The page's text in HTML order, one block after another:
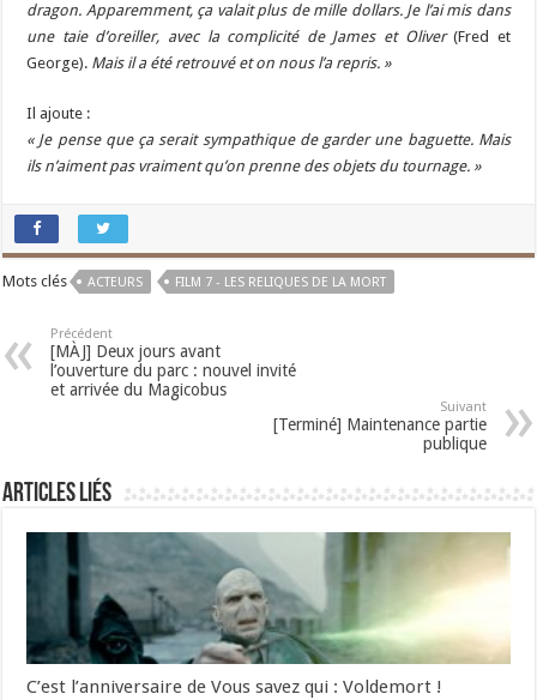
dragon. Apparemment, ça valait plus de mille dollars. Je l’ai mis dans
une taie d’oreiller, avec la complicité de James et Oliver(Fred et
George). Mais il a été retrouvé et on nous l’a repris. »
Il ajoute :
« Je pense que ça serait sympathique de garder une baguette. Mais
ils n’aiment pas vraiment qu’on prenne des objets du tournage. »
Mots clés ACTEURS FILM 7 - LES RELIQUES DE LA MORT
Précédent
[MÀJ] Deux jours avant
l’ouverture du parc : nouvel invité
et arrivée du Magicobus
Suivant
[Terminé] Maintenance partie
publique
Articles liés
C’est l’anniversaire de Vous savez qui : Voldemort !